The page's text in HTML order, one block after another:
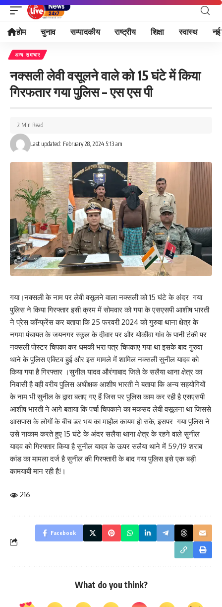
होम चुनाव सम्पादकीय राष्ट्रीय शिक्षा स्वास्थ नई
अन्य समाचार
नक्सली लेवी वसूलने वाले को 15 घंटे में किया
गिरफतार गया पुलिस – एस एस पी
Last updated: February 28, 2024 5:13 am
2 Min Read
गया।नक्सली के नाम पर लेवी वसूलने वाला नक्सली को 15 घंटे के अंदर गया
पुलिस ने किया गिरफ्तार इसी क्रम में सोमवार को गया के एसएसपी आशीष भारती
ने प्रेस कॉन्फ्रेंस कर बताया कि 25 फरवरी 2024 को गुरुवा थाना क्षेत्र के
नगमा पंचायत के जयनगर स्कूल के दीवार पर और योकीवा गांव के पानी टंकी पर
नक्सली पोस्टर चिपका कर धमकी भरा पत्र चिपकाए गया था इसके बाद गुरुवा
थाने के पुलिस एक्टिव हुई और इस मामले में शामिल नक्सली सुनील यादव को
किया गया है गिरफ्तार ।सुनील यादव औरंगाबाद जिले के सलैया थाना क्षेत्र का
निवासी है वही वरीय पुलिस अधीक्षक आशीष भारती ने बताया कि अन्य सहयोगियों
के नाम भी सुनील के द्वारा बताए गए हैं जिस पर पुलिस काम कर रही है एसएसपी
आशीष भारती ने आगे बताया कि पर्चा चिपकाने का मकसद लेवी वसूलना था जिससे
आसपास के लोगों के बीच डर भय का माहौल कायम हो सके, इसपर गया पुलिस ने
उसे नाकाम करते हुए 15 घंटे के अंदर सलैया थाना क्षेत्र के रहने वाले सुनील
यादव को गिरफ्तार किया है सुनील यादव के ऊपर सलैया थाने में 59/19 शराब
कांड का मामला दर्ज है सुनील की गिरफ्तारी के बाद गया पुलिस इसे एक बड़ी
कामयाबी मान रही है!।
216
Facebook
What do you think?